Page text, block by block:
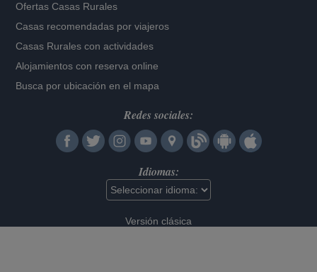
Ofertas Casas Rurales
Casas recomendadas por viajeros
Casas Rurales con actividades
Alojamientos con reserva online
Busca por ubicación en el mapa
Redes sociales:
Idiomas:
Versión clásica